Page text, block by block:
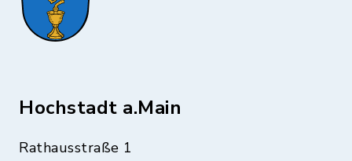
Hochstadt a.Main
Rathausstraße 1